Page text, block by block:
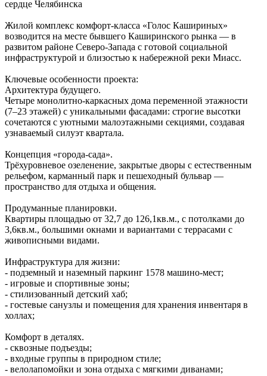
сердце Челябинска
Жилой комплекс комфорт‑класса «Голос Кашириных»
возводится на месте бывшего Каширинского рынка — в
развитом районе Северо‑Запада с готовой социальной
инфраструктурой и близостью к набережной реки Миасс.
Ключевые особенности проекта:
Архитектура будущего.
Четыре монолитно‑каркасных дома переменной этажности
(7–23 этажей) с уникальными фасадами: строгие высотки
сочетаются с уютными малоэтажными секциями, создавая
узнаваемый силуэт квартала.
Концепция «города‑сада».
Трёхуровневое озеленение, закрытые дворы с естественным
рельефом, карманный парк и пешеходный бульвар —
пространство для отдыха и общения.
Продуманные планировки.
Квартиры площадью от 32,7 до 126,1кв.м., с потолками до
3,6кв.м., большими окнами и вариантами с террасами с
живописными видами.
Инфраструктура для жизни:
- подземный и наземный паркинг 1578 машино‑мест;
- игровые и спортивные зоны;
- стилизованный детский хаб;
- гостевые санузлы и помещения для хранения инвентаря в
холлах;
Комфорт в деталях.
- сквозные подъезды;
- входные группы в природном стиле;
- велолапомойки и зона отдыха с мягкими диванами;